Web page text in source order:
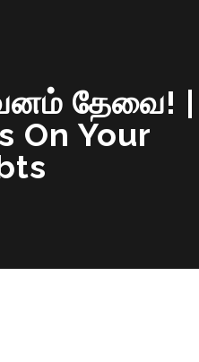
தேவை! |
On Your